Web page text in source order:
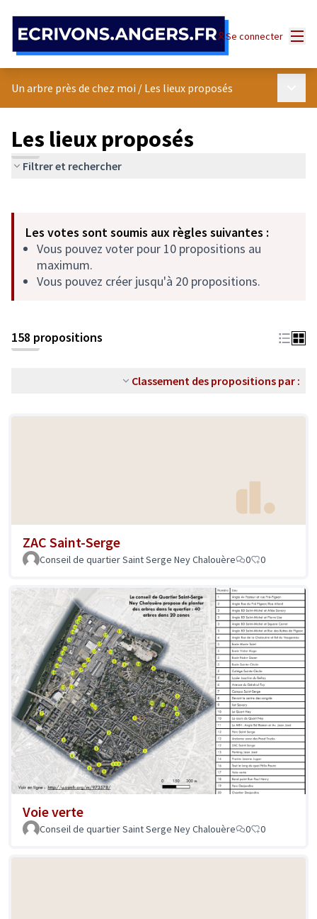
Se connecter
Un arbre près de chez moi / Les lieux proposés
Les lieux proposés
Filtrer et rechercher
−
Les votes sont soumis aux règles suivantes :
Vous pouvez voter pour 10 propositions au
maximum.
Vous pouvez créer jusqu'à 20 propositions.
158 propositions
Classement des propositions par :
ZAC Saint-Serge
Conseil de quartier Saint Serge Ney Chalouère 0 0
Voie verte
Conseil de quartier Saint Serge Ney Chalouère 0 0